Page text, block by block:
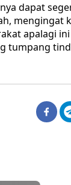
dapat
mengingat
apalagi
tumpang